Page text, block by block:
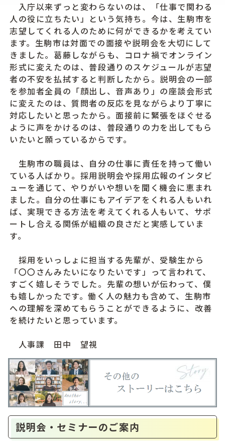
入庁以来ずっと変わらないのは、「仕事で関わる
人の役に立ちたい」という気持ち。今は、生駒市を
志望してくれる人のために何ができるかを考えてい
ます。生駒市は対面での面接や説明会を大切にして
きました。葛藤しながらも、コロナ禍でオンライン
形式に変えたのは、普段通りのスケジュールが志望
者の不安を払拭すると判断したから。説明会の一部
を参加者全員の「顔出し、音声あり」の座談会形式
に変えたのは、質問者の反応を見ながらより丁寧に
対応したいと思ったから。面接前に緊張をほぐせる
ように声をかけるのは、普段通りの力を出してもら
いたいと願っているからです。
生駒市の職員は、自分の仕事に責任を持って働い
ている人ばかり。採用説明会や採用広報のインタビ
ューを通じて、やりがいや想いを聞く機会に恵まれ
ました。自分の仕事にもアイデアをくれる人もいれ
ば、実現できる方法を考えてくれる人もいて、サポ
ートし合える関係が組織の良さだと実感していま
す。
採用をいっしょに担当する先輩が、受験生から
「〇〇さんみたいになりたいです」って言われて、
すごく嬉しそうでした。先輩の想いが伝わって、僕
も嬉しかったです。働く人の魅力も含めて、生駒市
への理解を深めてもらうことができるように、改善
を続けたいと思っています。
人事課 田中 望視
説明会・セミナーのご案内